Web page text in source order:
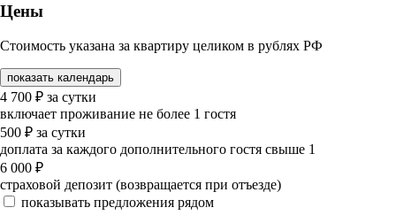
Цены
Стоимость указана за квартиру целиком в рублях РФ
показать календарь
4 700 ₽ за сутки
включает проживание не более 1 гостя
500 ₽ за сутки
доплата за каждого дополнительного гостя свыше 1
6 000 ₽
страховой депозит (возвращается при отъезде)
показывать предложения рядом